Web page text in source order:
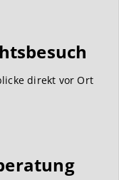
direkt vor Ort